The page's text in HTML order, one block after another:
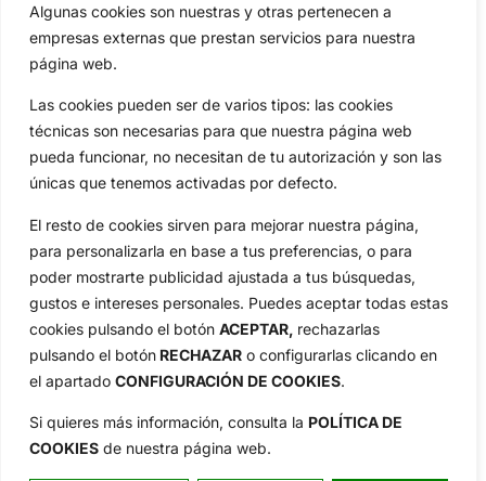
Algunas cookies son nuestras y otras pertenecen a
empresas externas que prestan servicios para nuestra
página web.
Las cookies pueden ser de varios tipos: las cookies
técnicas son necesarias para que nuestra página web
pueda funcionar, no necesitan de tu autorización y son las
únicas que tenemos activadas por defecto.
El resto de cookies sirven para mejorar nuestra página,
para personalizarla en base a tus preferencias, o para
poder mostrarte publicidad ajustada a tus búsquedas,
gustos e intereses personales. Puedes aceptar todas estas
cookies pulsando el botón ACEPTAR, rechazarlas
pulsando el botón RECHAZAR o configurarlas clicando en
el apartado CONFIGURACIÓN DE COOKIES.
Si quieres más información, consulta la POLÍTICA DE
COOKIES de nuestra página web.
Compañía
Aviso Legal
Política de Privacidad
Política de Cookies
Publicidad
Newsletters
Copyright © 2025 OpenGolf | Diseño por TecnoQuatre